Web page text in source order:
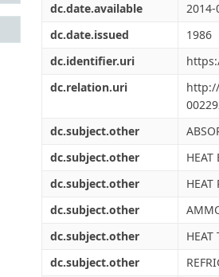
dc.date.available
2014-
dc.date.issued
1986
dc.identifier.uri
dc.relation.uri
dc.subject.other
dc.subject.other
dc.subject.other
dc.subject.other
dc.subject.other
HEAT
dc.subject.other